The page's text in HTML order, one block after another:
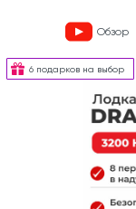
Обзор
6 подарков на выбор